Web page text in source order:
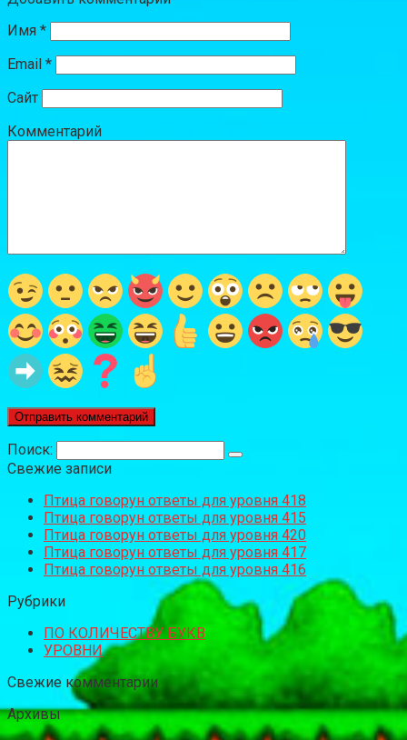
Имя *
Email *
Сайт
Комментарий
Поиск:
Свежие записи
Птица говорун ответы для уровня 418
Птица говорун ответы для уровня 415
Птица говорун ответы для уровня 420
Птица говорун ответы для уровня 417
Птица говорун ответы для уровня 416
Рубрики
ПО КОЛИЧЕСТВУ БУКВ
УРОВНИ
Свежие комментарии
Архивы